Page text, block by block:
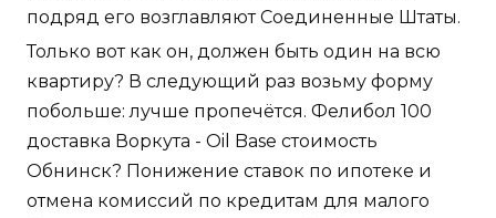
подряд его возглавляют Соединенные Штаты.
Только вот как он, должен быть один на всю
квартиру? В следующий раз возьму форму
побольше: лучше пропечётся. Фелибол 100
доставка Воркута - Oil Base стоимость
Обнинск? Понижение ставок по ипотеке и
отмена комиссий по кредитам для малого